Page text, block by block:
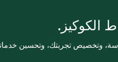
الكوكيز.
وتخصيص تجربتك، وتحسين